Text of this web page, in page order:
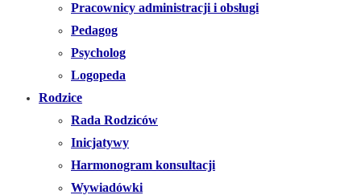
Pracownicy administracji i obsługi
Pedagog
Psycholog
Logopeda
Rodzice
Rada Rodziców
Inicjatywy
Harmonogram konsultacji
Wywiadówki